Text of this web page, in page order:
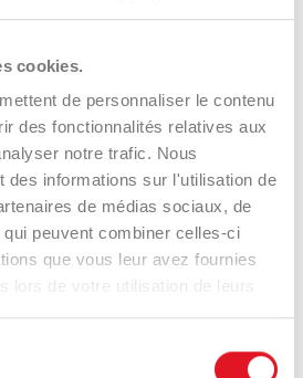
cookies.
de personnaliser le contenu
des fonctionnalités relatives aux
notre trafic. Nous
des informations sur l'utilisation de
de médias sociaux, de
peuvent combiner celles-ci
que vous leur avez fournies
lors de votre utilisation de leurs
UTV
Tondeuses